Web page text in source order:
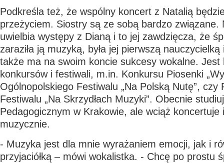
Podkreśla też, że wspólny koncert z Natalią
przeżyciem. Siostry są ze sobą bardzo związane.
uwielbia występy z Dianą i to jej zawdzięcza, że
zaraziła ją muzyką, była jej pierwszą
także ma na swoim koncie sukcesy wokalne. Jest
konkursów i festiwali, m.in. Konkursu Piosenki
Ogólnopolskiego Festiwalu „Na Polską Nutę”, czy
Festiwalu „Na Skrzydłach Muzyki”. Obecnie
Pedagogicznym w Krakowie, ale wciąż koncertuje
muzycznie.
- Muzyka jest dla mnie wyrażaniem emocji, jak i
przyjaciółką – mówi wokalistka. - Chcę po prostu